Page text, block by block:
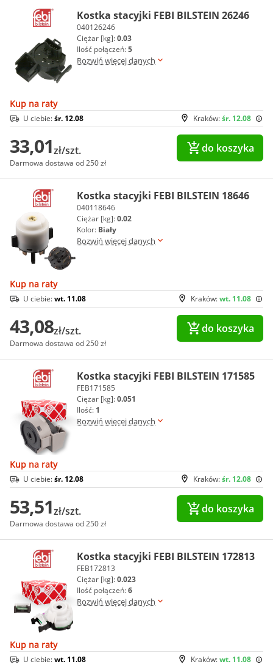
Kostka stacyjki FEBI BILSTEIN 26246
040126246
Ciężar [kg]:0.03
Ilość połączeń:5
Rozwiń więcej danych
Kup na raty
Kraków:śr. 12.08
U ciebie:śr. 12.08
33,01zł/szt.
Darmowa dostawa od 250 zł
do koszyka
Kostka stacyjki FEBI BILSTEIN 18646
040118646
Ciężar [kg]:0.02
Kolor: Biały
Rozwiń więcej danych
Kup na raty
Kraków:wt. 11.08
U ciebie:wt. 11.08
43,08zł/szt.
Darmowa dostawa od 250 zł
do koszyka
Kostka stacyjki FEBI BILSTEIN 171585
FEB171585
Ciężar [kg]:0.051
Ilość: 1
Rozwiń więcej danych
Kup na raty
Kraków:śr. 12.08
U ciebie:śr. 12.08
53,51zł/szt.
Darmowa dostawa od 250 zł
do koszyka
Kostka stacyjki FEBI BILSTEIN 172813
FEB172813
Ciężar [kg]:0.023
Ilość połączeń:6
Rozwiń więcej danych
Kup na raty
Kraków:wt. 11.08
U ciebie:wt. 11.08